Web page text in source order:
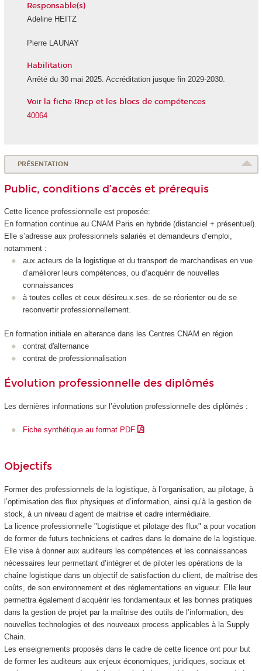
Responsable(s)
Adeline HEITZ
Pierre LAUNAY
Habilitation
Arrêté du 30 mai 2025. Accréditation jusque fin 2029-2030.
Voir la fiche Rncp et les blocs de compétences
40064
PRÉSENTATION
Public, conditions d’accès et prérequis
Cette licence professionnelle est proposée:
En formation continue au CNAM Paris en hybride (distanciel + présentuel).
Elle s’adresse aux professionnels salariés et demandeurs d’emploi,
notamment :
aux acteurs de la logistique et du transport de marchandises en vue
d’améliorer leurs compétences, ou d’acquérir de nouvelles
connaissances
à toutes celles et ceux désireu.x.ses. de se réorienter ou de se
reconvertir professionnellement.
En formation initiale en alterance dans les Centres CNAM en région
contrat d'alternance
contrat de professionnalisation
Évolution professionnelle des diplômés
Les dernières informations sur l’évolution professionnelle des diplômés :
Fiche synthétique au format PDF
Objectifs
Former des professionnels de la logistique, à l’organisation, au pilotage, à
l’optimisation des flux physiques et d’information, ainsi qu’à la gestion de
stock, à un niveau d’agent de maitrise et cadre intermédiaire.
La licence professionnelle "Logistique et pilotage des flux" a pour vocation
de former de futurs techniciens et cadres dans le domaine de la logistique.
Elle vise à donner aux auditeurs les compétences et les connaissances
nécessaires leur permettant d’intégrer et de piloter les opérations de la
chaîne logistique dans un objectif de satisfaction du client, de maîtrise des
coûts, de son environnement et des réglementations en vigueur. Elle leur
permettra également d’acquérir les fondamentaux et les bonnes pratiques
dans la gestion de projet par la maîtrise des outils de l’information, des
nouvelles technologies et des nouveaux process applicables à la Supply
Chain.
Les enseignements proposés dans le cadre de cette licence ont pour but
de former les auditeurs aux enjeux économiques, juridiques, sociaux et